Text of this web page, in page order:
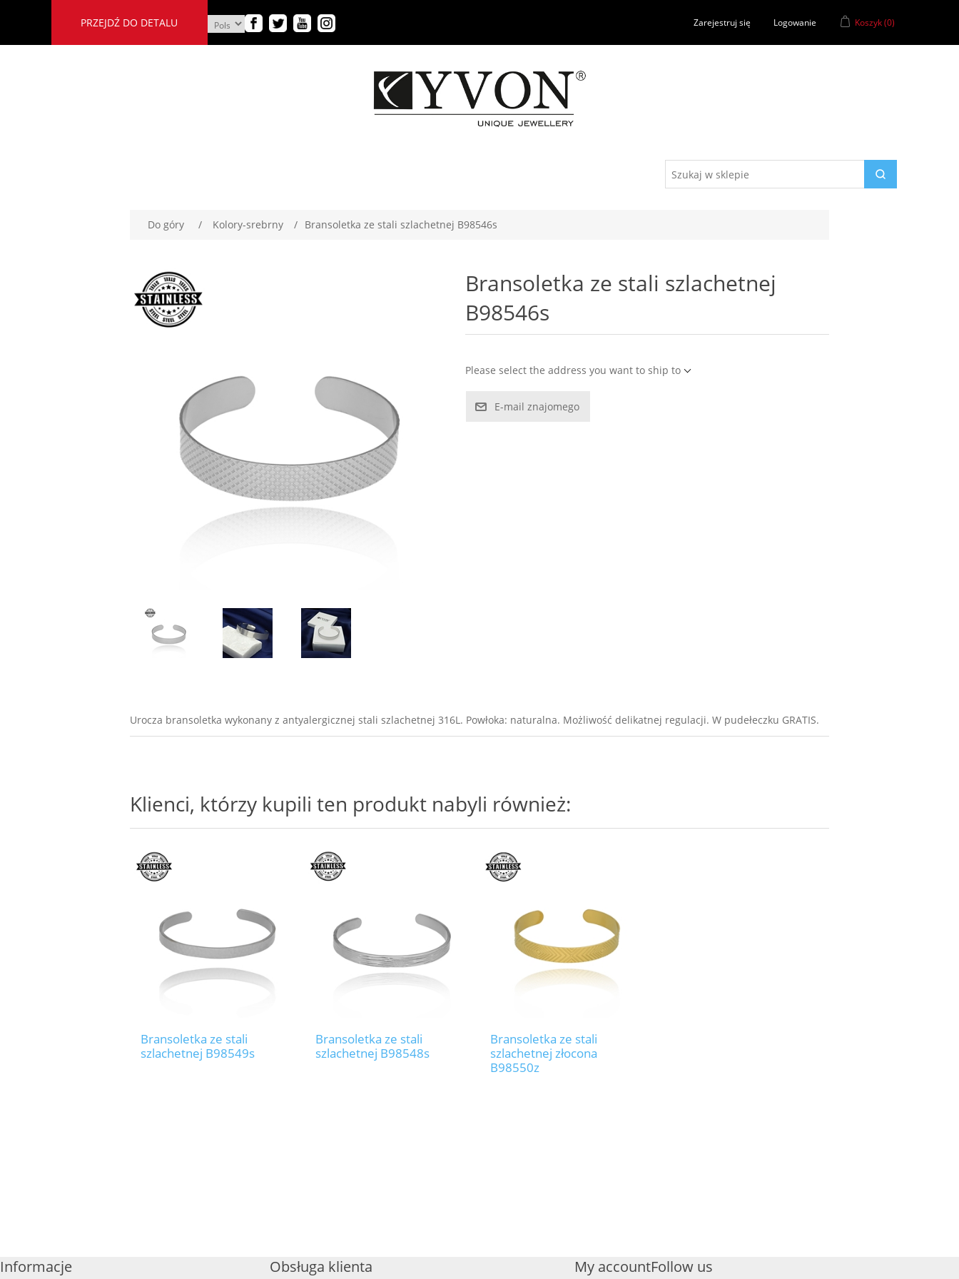
PRZEJDŹ DO DETALU Zarejestruj się Logowanie Koszyk(0)
Do góry / Kolory-srebrny / Bransoletka ze stali szlachetnej B98546s
Bransoletka ze stali szlachetnej
B98546s
Please select the address you want to ship to
E-mail znajomego
Urocza bransoletka wykonany z antyalergicznej stali szlachetnej 316L. Powłoka: naturalna. Możliwość delikatnej regulacji. W pudełeczku GRATIS.
Klienci, którzy kupili ten produkt nabyli również:
Bransoletka ze stali
szlachetnej B98549s
Bransoletka ze stali
szlachetnej B98548s
Bransoletka ze stali
szlachetnej złocona
B98550z
Informacje Obsługa klienta My accountFollow us